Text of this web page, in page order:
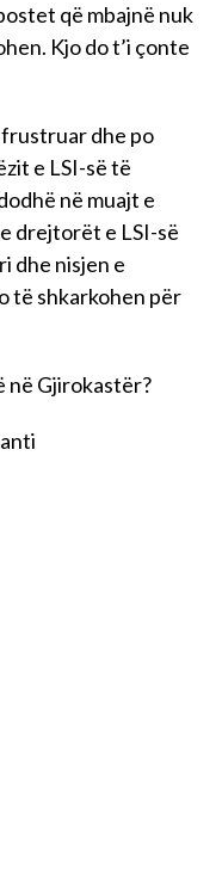
që mbajnë nuk
Kjo do t’i çonte
dhe po
e LSI-së të
në muajt e
drejtorët e LSI-së
dhe nisjen e
të shkarkohen për
në Gjirokastër?